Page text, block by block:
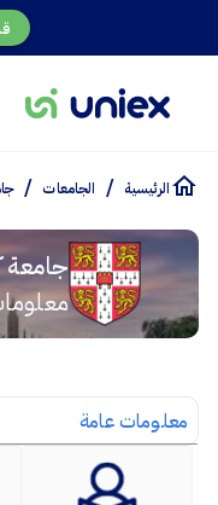
الرئيسية / الجامعات /
جامعة
معلومات عامة